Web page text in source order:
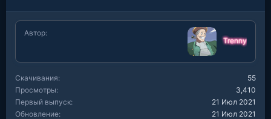
Автор
Trenny
Скачивания
55
Просмотры
3,410
Первый выпуск
21 Июл 2021
Обновление
21 Июл 2021